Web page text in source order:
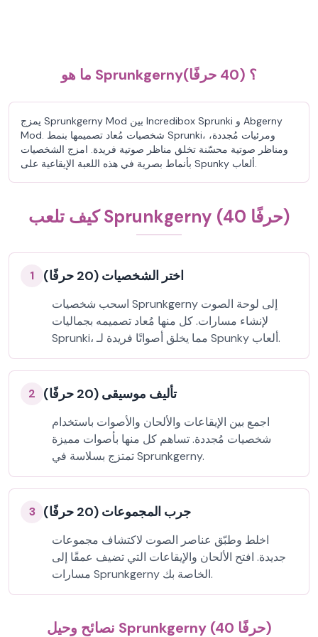
ما هو Sprunkgerny؟ (40 حرفًا)
يمزج Sprunkgerny Mod بين Incredibox Sprunki و Abgerny
Mod. شخصيات مُعاد تصميمها بنمط Sprunki، ومرئيات مُجددة،
ومناظر صوتية محسّنة تخلق مناظر صوتية فريدة. امزج الشخصيات
بأنماط بصرية في هذه اللعبة الإيقاعية على Spunky ألعاب.
كيف تلعب Sprunkgerny (40 حرفًا)
1 اختر الشخصيات (20 حرفًا)
اسحب شخصيات Sprunkgerny إلى لوحة الصوت
لإنشاء مسارات. كل منها مُعاد تصميمه بجماليات
Sprunki، مما يخلق أصواتًا فريدة لـ Spunky ألعاب.
2 تأليف موسيقى (20 حرفًا)
اجمع بين الإيقاعات والألحان والأصوات باستخدام
شخصيات مُجددة. تساهم كل منها بأصوات مميزة
تمتزج بسلاسة في Sprunkgerny.
3 جرب المجموعات (20 حرفًا)
اخلط وطبّق عناصر الصوت لاكتشاف مجموعات
جديدة. افتح الألحان والإيقاعات التي تضيف عمقًا إلى
مسارات Sprunkgerny الخاصة بك.
نصائح وحيل Sprunkgerny (40 حرفًا)